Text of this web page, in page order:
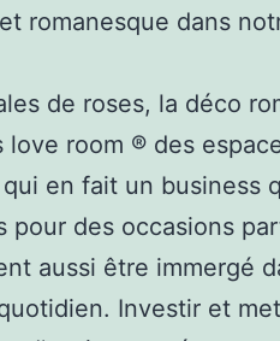
romanesque dans
de roses, la déco
love room ® des
qui en fait un business
pour des occasions
aussi être immergé
Investir et